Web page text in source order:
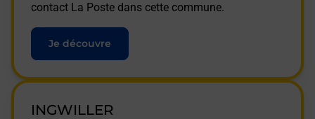
contact La Poste dans cette commune.
Je découvre
INGWILLER